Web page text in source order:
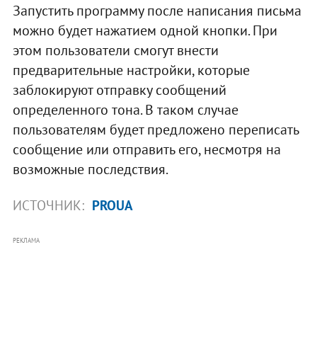
Запустить программу после написания письма
можно будет нажатием одной кнопки. При
этом пользователи смогут внести
предварительные настройки, которые
заблокируют отправку сообщений
определенного тона. В таком случае
пользователям будет предложено переписать
сообщение или отправить его, несмотря на
возможные последствия.
ИСТОЧНИК: PROUA
РЕКЛАМА